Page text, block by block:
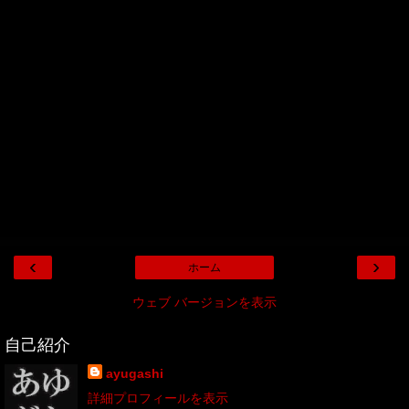
‹ ›
ホーム
ウェブ バージョンを表示
自己紹介
ayugashi
詳細プロフィールを表示